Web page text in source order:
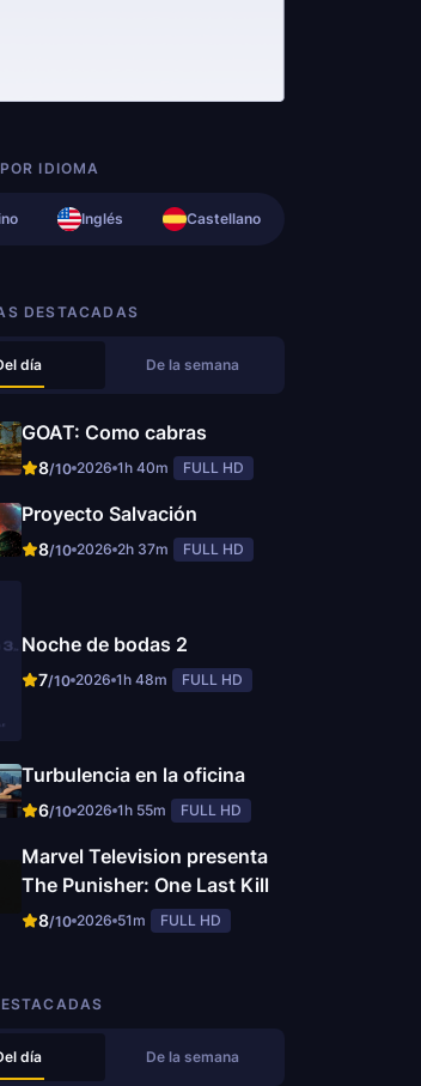
IDIOMA
Inglés Castellano
DESTACADAS
día De la semana
GOAT: Como cabras
8/10 2026 1h 40m FULL HD
Proyecto Salvación
8/10 2026 2h 37m FULL HD
Noche de bodas 2
7/10 2026 1h 48m FULL HD
Turbulencia en la oficina
6/10 2026 1h 55m FULL HD
Marvel Television presenta
The Punisher: One Last Kill
8/10 2026 51m FULL HD
día De la semana